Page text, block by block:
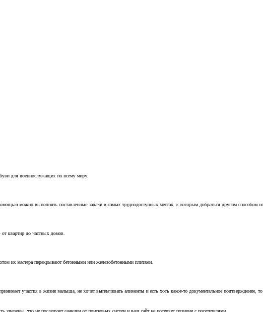
для военнослужащих по всему миру.
можно выполнять поставленные задачи в самых труднодоступных местах, к которым добраться другим способом
квартир до частных домов.
их мастера перекрывают бетонными или железобетонными плитами.
участия в жизни малыша, не хочет выплачивать алименты и есть хоть какое-то документальное подтверждение,
что не последуют санкции от поисковых систем и ваш сайт не потеряет позиции с посетителями.